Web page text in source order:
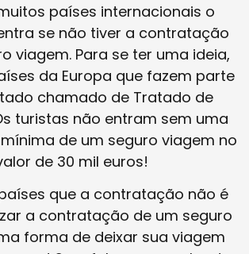
países internacionais o
se não tiver a contratação
viagem. Para se ter uma ideia,
da Europa que fazem parte
chamado de Tratado de
turistas não entram sem uma
de um seguro viagem no
de 30 mil euros!
que a contratação não é
a contratação de um seguro
forma de deixar sua viagem